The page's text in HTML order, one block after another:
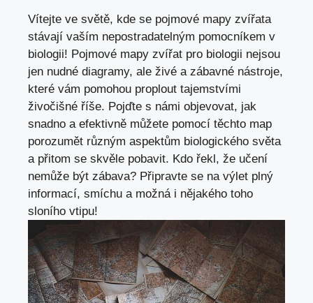
Vítejte ve světě, kde se pojmové mapy zvířata
stávají vaším nepostradatelným pomocníkem v
biologii! Pojmové mapy zvířat pro biologii nejsou
jen nudné diagramy, ale živé a zábavné nástroje,
které vám pomohou proplout tajemstvími
živočišné říše. Pojďte s námi objevovat, jak
snadno a efektivně můžete pomocí těchto map
porozumět různým aspektům biologického světa
a přitom se skvěle pobavit. Kdo řekl, že učení
nemůže být zábava? Připravte se na výlet plný
informací, smíchu a možná i nějakého toho
sloního vtipu!